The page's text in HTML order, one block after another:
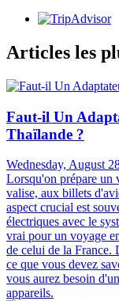
Articles les
Faut-il Un
Thaïlande ?
Wednesday, August
Lorsqu'on prépare un
valise, aux billets
aspect crucial est
électriques avec le
vrai pour un voyage
de celui de la France.
ce que vous devez
vous aurez besoin
appareils.